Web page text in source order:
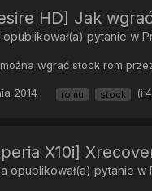
HD] Jak
opublikował(a) pytanie w
wgrać stock rom
2014 romu stock (i
X10i]
opublikował(a) pytanie w